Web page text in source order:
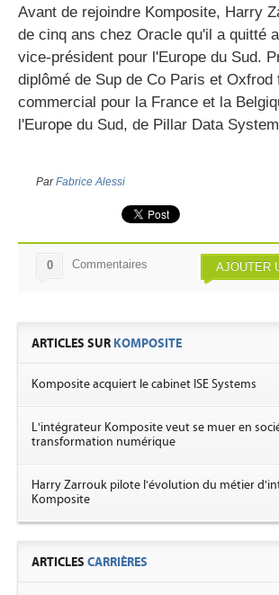
Avant de rejoindre Komposite, Harry
de cinq ans chez Oracle qu'il a quitté
vice-président pour l'Europe du Sud.
diplômé de Sup de Co Paris et Oxfrod
commercial pour la France et la
l'Europe du Sud, de Pillar Data
ParFabrice Alessi
AJOUTER
0 Commentaires
ARTICLES SUR KOMPOSITE
Komposite acquiert le cabinet ISE Systems
L'intégrateur Komposite veut se muer en
transformation numérique
Harry Zarrouk pilote l'évolution du métier
Komposite
ARTICLES CARRIÈRES